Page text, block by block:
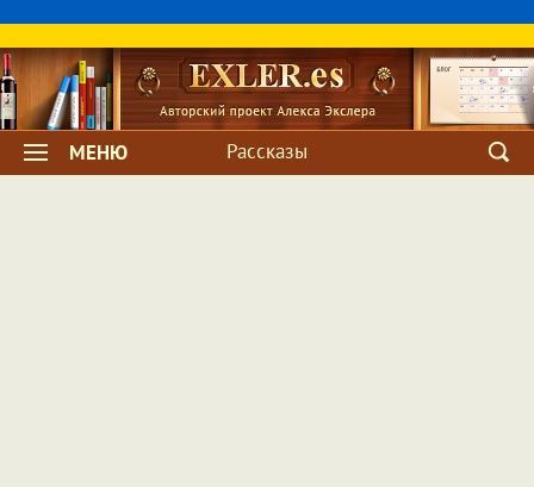
МЕНЮ Рассказы